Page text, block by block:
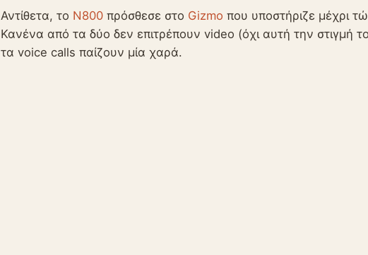
Αντίθετα, το N800 πρόσθεσε στο Gizmo που υποστήριζε μέχρι
Κανένα από τα δύο δεν επιτρέπουν video (όχι αυτή την στιγμή
τα voice calls παίζουν μία χαρά.